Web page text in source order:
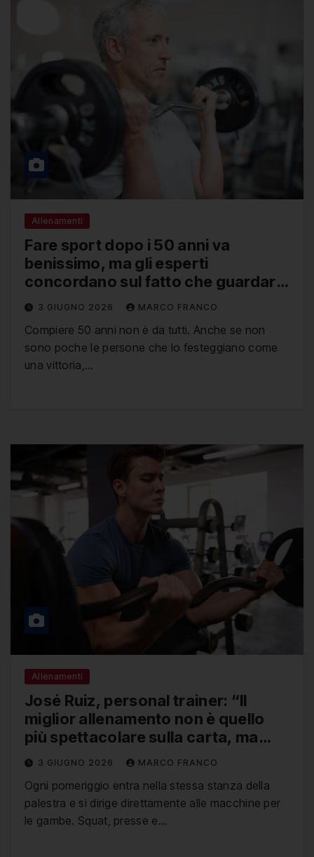
Allenamenti
Fare sport dopo i 50 anni va
benissimo, ma gli esperti
concordano sul fatto che guardare
i video di un esercizio prima di
aiuta a migliorare la connessione
mente-muscolo
3 GIUGNO 2026 MARCO FRANCO
Compiere 50 anni non è da tutti. Anche se non
sono poche le persone che lo festeggiano come
una vittoria,…
Allenamenti
José Ruiz, personal trainer: “Il
miglior allenamento non è quello
più spettacolare sulla carta, ma
quello che si può mantenere nella
3 GIUGNO 2026 MARCO FRANCO
Ogni pomeriggio entra nella stessa stanza della
palestra e si dirige direttamente alle macchine per
le gambe. Squat, presse e…